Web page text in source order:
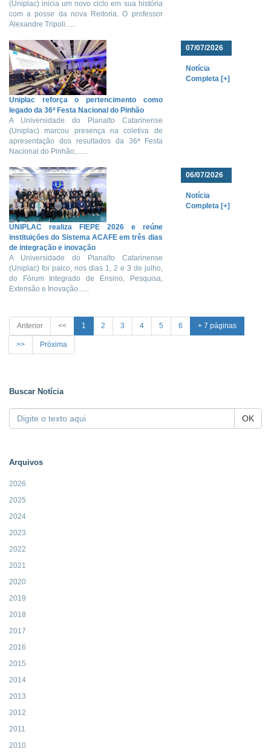
(Uniplac) inicia um novo ciclo em sua história
com a posse da nova Reitoria. O professor
Alexandre Tripoli......
Uniplac reforça o pertencimento como
legado da 36ª Festa Nacional do Pinhão
A Universidade do Planalto Catarinense
(Uniplac) marcou presença na coletiva de
apresentação dos resultados da 36ª Festa
Nacional do Pinhão,......
07/07/2026
Notícia
Completa [+]
UNIPLAC realiza FIEPE 2026 e reúne
instituições do Sistema ACAFE em três dias
de integração e inovação
A Universidade do Planalto Catarinense
(Uniplac) foi palco, nos dias 1, 2 e 3 de julho,
do Fórum Integrado de Ensino, Pesquisa,
Extensão e Inovação......
06/07/2026
Notícia
Completa [+]
Anterior << 1 2 3 4 5 6 + 7 páginas
>> Próxima
Buscar Notícia
OK
Arquivos
2026
2025
2024
2023
2022
2021
2020
2019
2018
2017
2016
2015
2014
2013
2012
2011
2010